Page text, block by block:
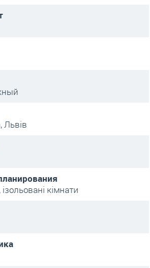
Львів
кімнати